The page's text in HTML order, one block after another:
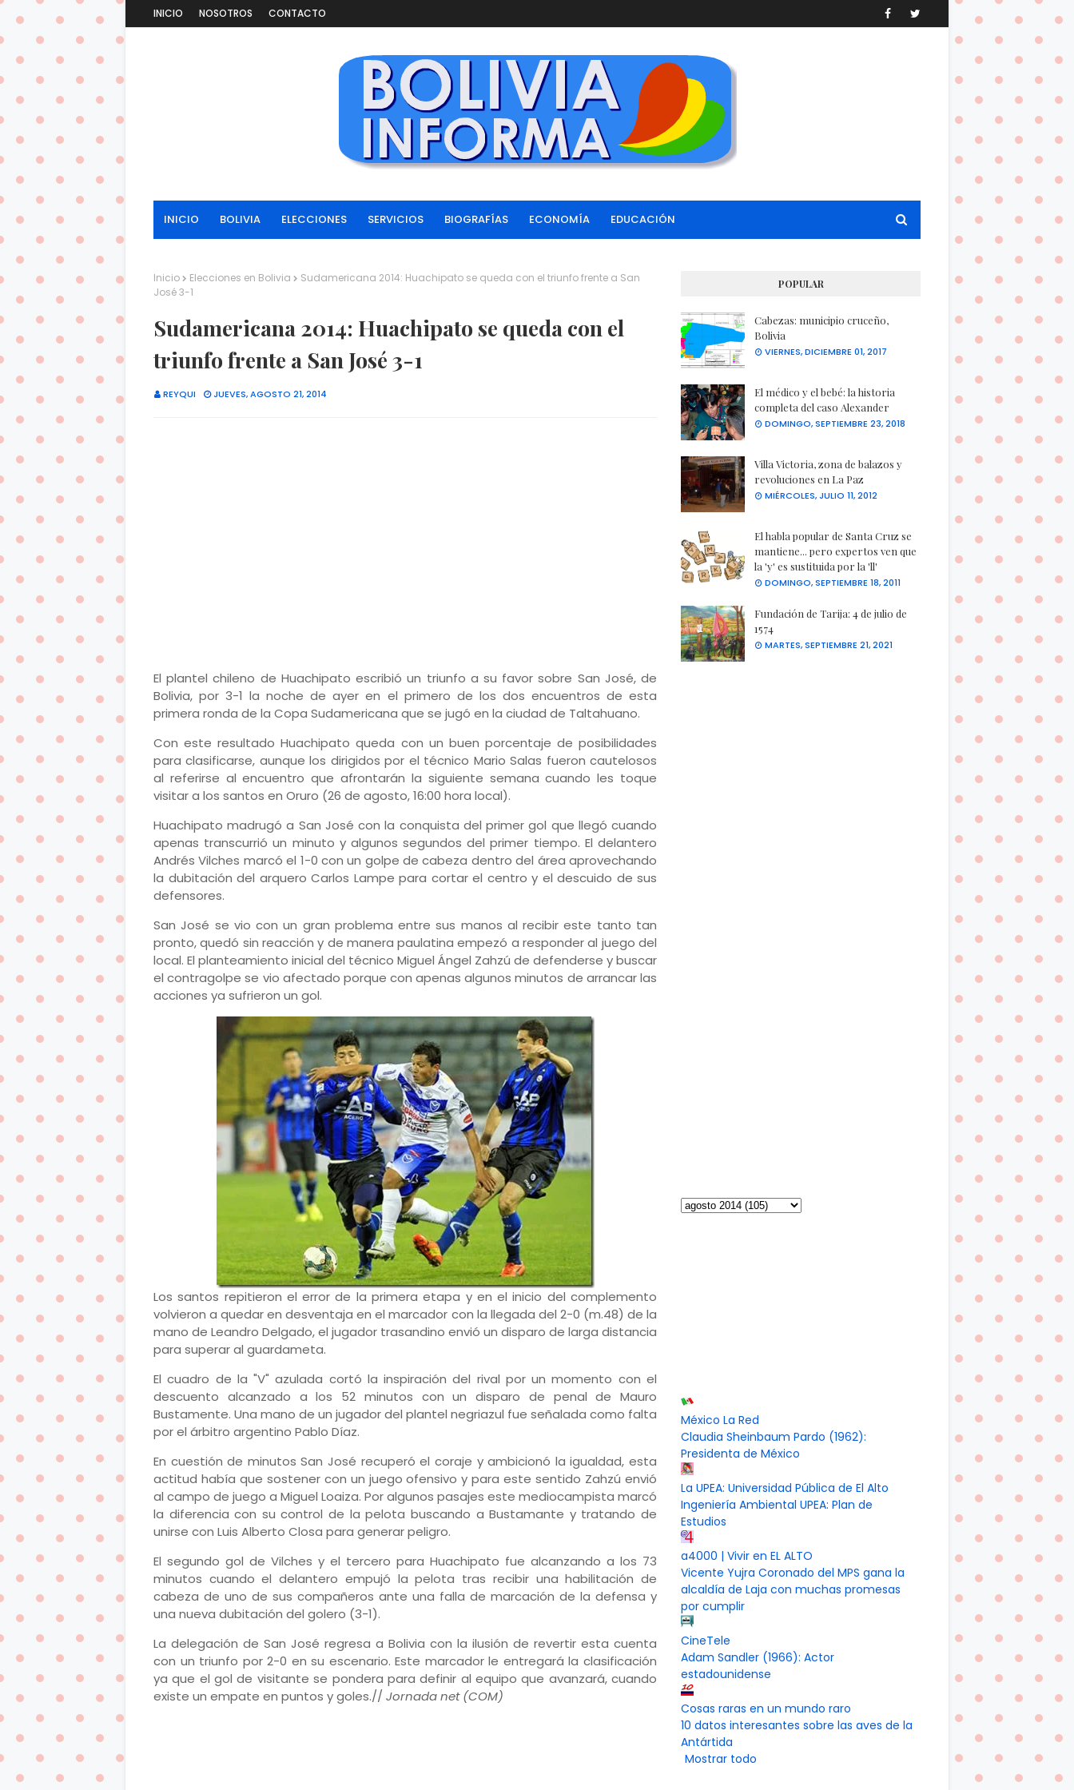
INICIO NOSOTROS CONTACTO
INICIO BOLIVIA ELECCIONES SERVICIOS BIOGRAFÍAS ECONOMÍA EDUCACIÓN
Inicio Elecciones en Bolivia
Sudamericana 2014: Huachipato se queda con el triunfo frente a San
José 3-1
Sudamericana 2014: Huachipato se queda con el
triunfo frente a San José 3-1
REYQUI JUEVES, AGOSTO 21, 2014
El plantel chileno de Huachipato escribió un triunfo a su favor sobre San José, de
Bolivia, por 3-1 la noche de ayer en el primero de los dos encuentros de esta
primera ronda de la Copa Sudamericana que se jugó en la ciudad de Taltahuano.
Con este resultado Huachipato queda con un buen porcentaje de posibilidades
para clasificarse, aunque los dirigidos por el técnico Mario Salas fueron cautelosos
al referirse al encuentro que afrontarán la siguiente semana cuando les toque
visitar a los santos en Oruro (26 de agosto, 16:00 hora local).
Huachipato madrugó a San José con la conquista del primer gol que llegó cuando
apenas transcurrió un minuto y algunos segundos del primer tiempo. El delantero
Andrés Vilches marcó el 1-0 con un golpe de cabeza dentro del área aprovechando
la dubitación del arquero Carlos Lampe para cortar el centro y el descuido de sus
defensores.
San José se vio con un gran problema entre sus manos al recibir este tanto tan
pronto, quedó sin reacción y de manera paulatina empezó a responder al juego del
local. El planteamiento inicial del técnico Miguel Ángel Zahzú de defenderse y buscar
el contragolpe se vio afectado porque con apenas algunos minutos de arrancar las
acciones ya sufrieron un gol.
Los santos repitieron el error de la primera etapa y en el inicio del complemento
volvieron a quedar en desventaja en el marcador con la llegada del 2-0 (m.48) de la
mano de Leandro Delgado, el jugador trasandino envió un disparo de larga distancia
para superar al guardameta.
El cuadro de la "V" azulada cortó la inspiración del rival por un momento con el
descuento alcanzado a los 52 minutos con un disparo de penal de Mauro
Bustamente. Una mano de un jugador del plantel negriazul fue señalada como falta
por el árbitro argentino Pablo Díaz.
En cuestión de minutos San José recuperó el coraje y ambicionó la igualdad, esta
actitud había que sostener con un juego ofensivo y para este sentido Zahzú envió
al campo de juego a Miguel Loaiza. Por algunos pasajes este mediocampista marcó
la diferencia con su control de la pelota buscando a Bustamante y tratando de
unirse con Luis Alberto Closa para generar peligro.
El segundo gol de Vilches y el tercero para Huachipato fue alcanzando a los 73
minutos cuando el delantero empujó la pelota tras recibir una habilitación de
cabeza de uno de sus compañeros ante una falla de marcación de la defensa y
una nueva dubitación del golero (3-1).
La delegación de San José regresa a Bolivia con la ilusión de revertir esta cuenta
con un triunfo por 2-0 en su escenario. Este marcador le entregará la clasificación
ya que el gol de visitante se pondera para definir al equipo que avanzará, cuando
existe un empate en puntos y goles.// Jornada net (COM)
POPULAR
Cabezas: municipio cruceño,
Bolivia
VIERNES, DICIEMBRE 01, 2017
El médico y el bebé: la historia
completa del caso Alexander
DOMINGO, SEPTIEMBRE 23, 2018
Villa Victoria, zona de balazos y
revoluciones en La Paz
MIÉRCOLES, JULIO 11, 2012
El habla popular de Santa Cruz se
mantiene... pero expertos ven que
la 'y' es sustituida por la 'll'
DOMINGO, SEPTIEMBRE 18, 2011
Fundación de Tarija: 4 de julio de
1574
MARTES, SEPTIEMBRE 21, 2021
México La Red
Claudia Sheinbaum Pardo (1962):
Presidenta de México
La UPEA: Universidad Pública de El Alto
Ingeniería Ambiental UPEA: Plan de
Estudios
a4000 | Vivir en EL ALTO
Vicente Yujra Coronado del MPS gana la
alcaldía de Laja con muchas promesas
por cumplir
CineTele
Adam Sandler (1966): Actor
estadounidense
Cosas raras en un mundo raro
10 datos interesantes sobre las aves de la
Antártida
Mostrar todo